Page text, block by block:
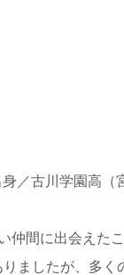
身／古川学園高
仲間に出会えた
ましたが、多